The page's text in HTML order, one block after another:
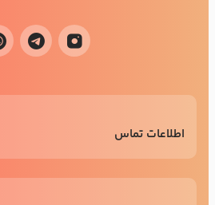
اطلاعات تماس